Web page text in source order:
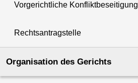
Vorgerichtliche Konfliktbeseitigung
Rechtsantragstelle
Organisation des Gerichts